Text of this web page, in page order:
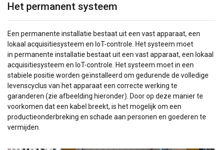
Het permanent systeem
Een permanente installatie bestaat uit een vast apparaat, een
lokaal acquisitiesysteem en IoT-controle. Het systeem moet
in permanente installatie bestaat uit een vast apparaat, een lokaal
acquisitiesysteem en IoT-controle. Het systeem moet in een
stabiele positie worden geïnstalleerd om gedurende de volledige
levenscyclus van het apparaat een correcte werking te
garanderen (zie afbeelding hieronder). Door op deze manier te
voorkomen dat een kabel breekt, is het mogelijk om een
productieonderbreking en schade aan personen en goederen te
vermijden.